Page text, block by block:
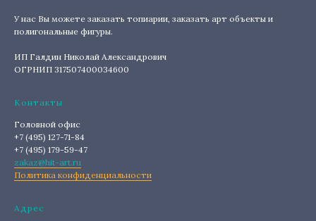
У нас Вы можете заказать топиарии, заказать арт объекты и
полигональные фигуры.
ИП Галдин Николай Александрович
ОГРНИП 317507400034600
Контакты
Головной офис
+7 (495) 127-71-84
+7 (495) 179-59-47
zakaz@hit-art.ru
Политика конфиденциальности
Адрес